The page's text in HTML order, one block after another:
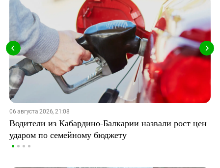
06 августа 2026, 21:08
Водители из Кабардино-Балкарии назвали рост цен
ударом по семейному бюджету